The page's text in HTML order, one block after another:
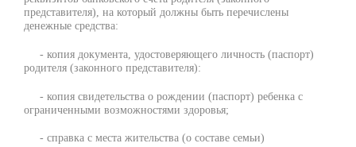
представителя), на который должны быть перечислены
денежные средства:
- копия документа, удостоверяющего личность (паспорт)
родителя (законного представителя):
- копия свидетельства о рождении (паспорт) ребенка с
ограниченными возможностями здоровья;
- справка с места жительства (о составе семьи)